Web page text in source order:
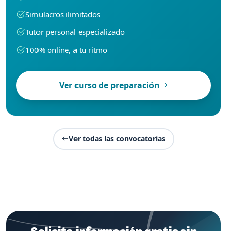
Simulacros ilimitados
Tutor personal especializado
100% online, a tu ritmo
Ver curso de preparación
Ver todas las convocatorias